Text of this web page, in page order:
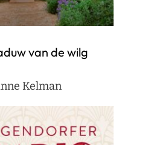
van de wilg
Kelman